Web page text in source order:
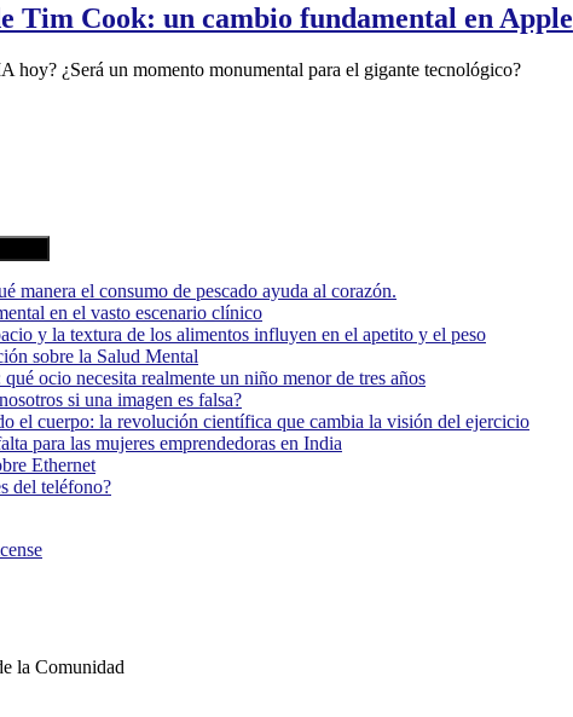
Tim Cook: un cambio fundamental en Apple
hoy? ¿Será un momento monumental para el gigante tecnológico?
manera el consumo de pescado ayuda al corazón.
en el vasto escenario clínico
y la textura de los alimentos influyen en el apetito y el peso
sobre la Salud Mental
ocio necesita realmente un niño menor de tres años
si una imagen es falsa?
el cuerpo: la revolución científica que cambia la visión del ejercicio
para las mujeres emprendedoras en India
Ethernet
del teléfono?
la Comunidad